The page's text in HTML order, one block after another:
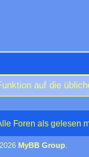
auf die
Foren als gelesen
MyBB Group